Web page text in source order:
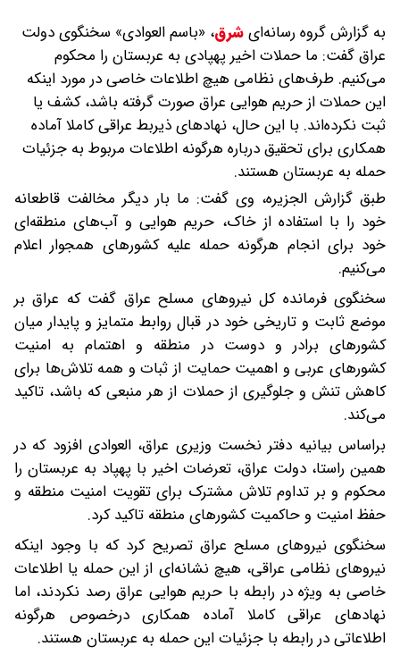
به گزارش گروه رسانه‌ایشرق، «باسم العوادی» سخنگوی دولت
عراق گفت: ما حملات اخیر پهپادی به عربستان را محکوم
می‌کنیم. طرف‌های نظامی هیچ اطلاعات خاصی در مورد اینکه
این حملات از حریم هوایی عراق صورت گرفته باشد، کشف یا
ثبت نکرده‌اند. با این حال، نهادهای ذیربط عراقی کاملا آماده
همکاری برای تحقیق درباره هرگونه اطلاعات مربوط به جزئیات
حمله به عربستان هستند.
طبق گزارش الجزیره، وی گفت: ما بار دیگر مخالفت قاطعانه
خود را با استفاده از خاک، حریم هوایی و آب‌های منطقه‌ای
خود برای انجام هرگونه حمله علیه کشورهای همجوار اعلام
می‌کنیم.
سخنگوی فرمانده کل نیروهای مسلح عراق گفت که عراق بر
موضع ثابت و تاریخی خود در قبال روابط متمایز و پایدار میان
کشورهای برادر و دوست در منطقه و اهتمام به امنیت
کشورهای عربی و اهمیت حمایت از ثبات و همه تلاش‌ها برای
کاهش تنش و جلوگیری از حملات از هر منبعی که باشد، تاکید
می‌کند.
براساس بیانیه دفتر نخست وزیری عراق، العوادی افزود که در
همین راستا، دولت عراق، تعرضات اخیر با پهپاد به عربستان را
محکوم و بر تداوم تلاش مشترک برای تقویت امنیت منطقه و
حفظ امنیت و حاکمیت کشورهای منطقه تاکید کرد.
سخنگوی نیروهای مسلح عراق تصریح کرد که با وجود اینکه
نیروهای نظامی عراقی، هیچ نشانه‌ای از این حمله یا اطلاعات
خاصی به ویژه در رابطه با حریم هوایی عراق رصد نکردند، اما
نهادهای عراقی کاملا آماده همکاری درخصوص هرگونه
اطلاعاتی در رابطه با جزئیات این حمله به عربستان هستند.